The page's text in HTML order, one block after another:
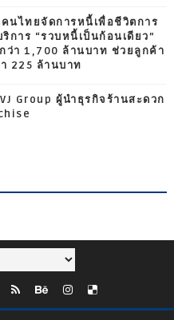
นไทยจัดการหนี้เพื่อชีวิตการ
การ “รวบหนี้เป็นก้อนเดียว”
ว่า 1,700 ล้านบาท ช่วยลูกค้า
225 ล้านบาท
Group ผู้นำธุรกิจร้านสะดวก